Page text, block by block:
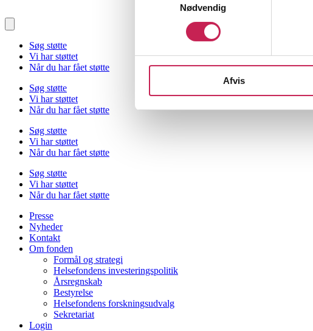
Nødvendig
Afvis
Søg støtte
Vi har støttet
Når du har fået støtte
Søg støtte
Vi har støttet
Når du har fået støtte
Søg støtte
Vi har støttet
Når du har fået støtte
Søg støtte
Vi har støttet
Når du har fået støtte
Presse
Nyheder
Kontakt
Om fonden
Formål og strategi
Helsefondens investeringspolitik
Årsregnskab
Bestyrelse
Helsefondens forskningsudvalg
Sekretariat
Login